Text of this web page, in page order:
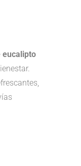
eucalipto